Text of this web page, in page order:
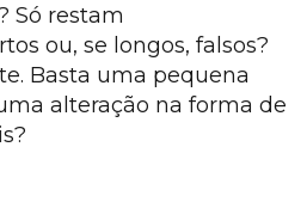
Só restam
ou, se longos, falsos?
Basta uma pequena
alteração na forma de